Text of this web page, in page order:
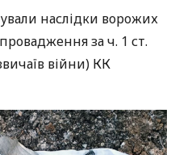
наслідки ворожих
за ч. 1 ст.
війни) КК